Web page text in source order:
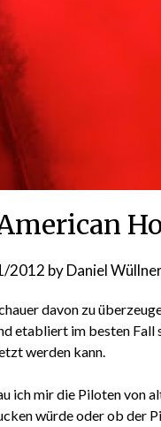
2012 byDaniel
davon zu
etabliert im besten
werden kann.
ich mir die Piloten von
würde oder ob der